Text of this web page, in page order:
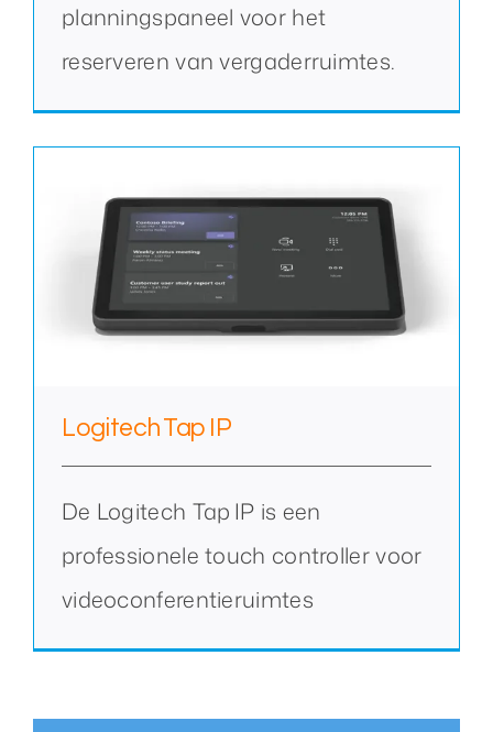
planningspaneel voor het
reserveren van vergaderruimtes.
Logitech Tap IP
De Logitech Tap IP is een
professionele touch controller voor
videoconferentieruimtes